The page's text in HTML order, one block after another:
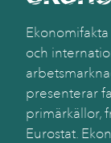
och
presenterar
primärkällor,
Eurostat.